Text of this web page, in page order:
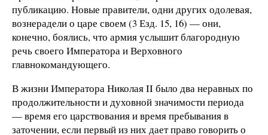
публикацию. Новые правители, одни других одолевая,
вознерадели о царе своем (3 Езд. 15, 16) — они,
конечно, боялись, что армия услышит благородную
речь своего Императора и Верховного
главнокомандующего.
В жизни Императора Николая II было два неравных по
продолжительности и духовной значимости периода
— время его царствования и время пребывания в
заточении, если первый из них дает право говорить о